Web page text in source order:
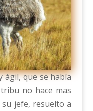
ágil, que se había
no hace mas
jefe, resuelto a